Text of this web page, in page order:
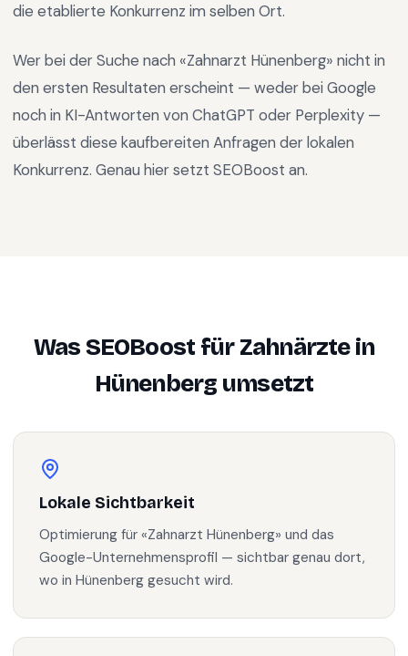
die etablierte Konkurrenz im selben Ort.
Wer bei der Suche nach «Zahnarzt Hünenberg» nicht in
den ersten Resultaten erscheint — weder bei Google
noch in KI-Antworten von ChatGPT oder Perplexity —
überlässt diese kaufbereiten Anfragen der lokalen
Konkurrenz. Genau hier setzt SEOBoost an.
Was SEOBoost fürZahnärztein
Hünenberg umsetzt
Lokale Sichtbarkeit
Optimierung für «Zahnarzt Hünenberg» und das
Google-Unternehmensprofil — sichtbar genau dort,
wo in Hünenberg gesucht wird.